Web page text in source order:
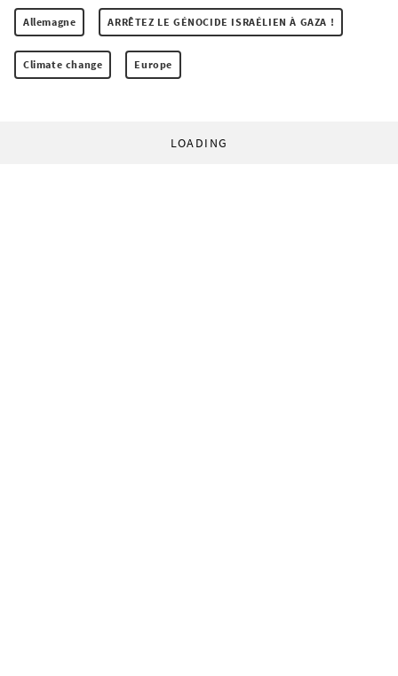
Allemagne ARRÊTEZ LE GÉNOCIDE ISRAÉLIEN À GAZA !
Climate change Europe
LOADING